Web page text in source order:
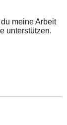
meine Arbeit
unterstützen.